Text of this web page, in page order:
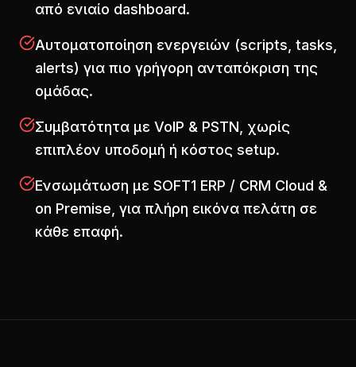
από ενιαίο dashboard.
Αυτοματοποίηση ενεργειών (scripts, tasks,
alerts) για πιο γρήγορη ανταπόκριση της
ομάδας.
Συμβατότητα με VoIP & PSTN, χωρίς
επιπλέον υποδομή ή κόστος setup.
Ενσωμάτωση με SOFT1 ERP / CRM Cloud &
on Premise, για πλήρη εικόνα πελάτη σε
κάθε επαφή.